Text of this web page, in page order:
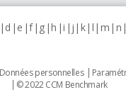
d e f g h i j k l m n
Données personnelles
© 2022 CCM Benchmark